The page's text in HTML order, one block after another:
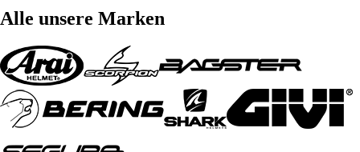
Alle unsere Marken